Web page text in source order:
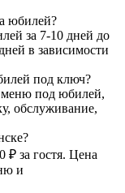
юбилей?
за 7-10 дней до
в зависимости
под ключ?
меню под юбилей,
обслуживание,
за гостя. Цена
и